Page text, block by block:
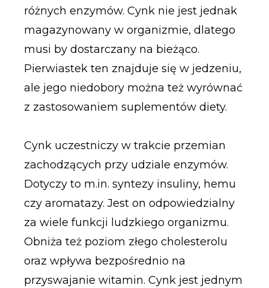
różnych enzymów. Cynk nie jest jednak
magazynowany w organizmie, dlatego
musi by dostarczany na bieżąco.
Pierwiastek ten znajduje się w jedzeniu,
ale jego niedobory można też wyrównać
z zastosowaniem suplementów diety.
Cynk uczestniczy w trakcie przemian
zachodzących przy udziale enzymów.
Dotyczy to m.in. syntezy insuliny, hemu
czy aromatazy. Jest on odpowiedzialny
za wiele funkcji ludzkiego organizmu.
Obniża też poziom złego cholesterolu
oraz wpływa bezpośrednio na
przyswajanie witamin. Cynk jest jednym